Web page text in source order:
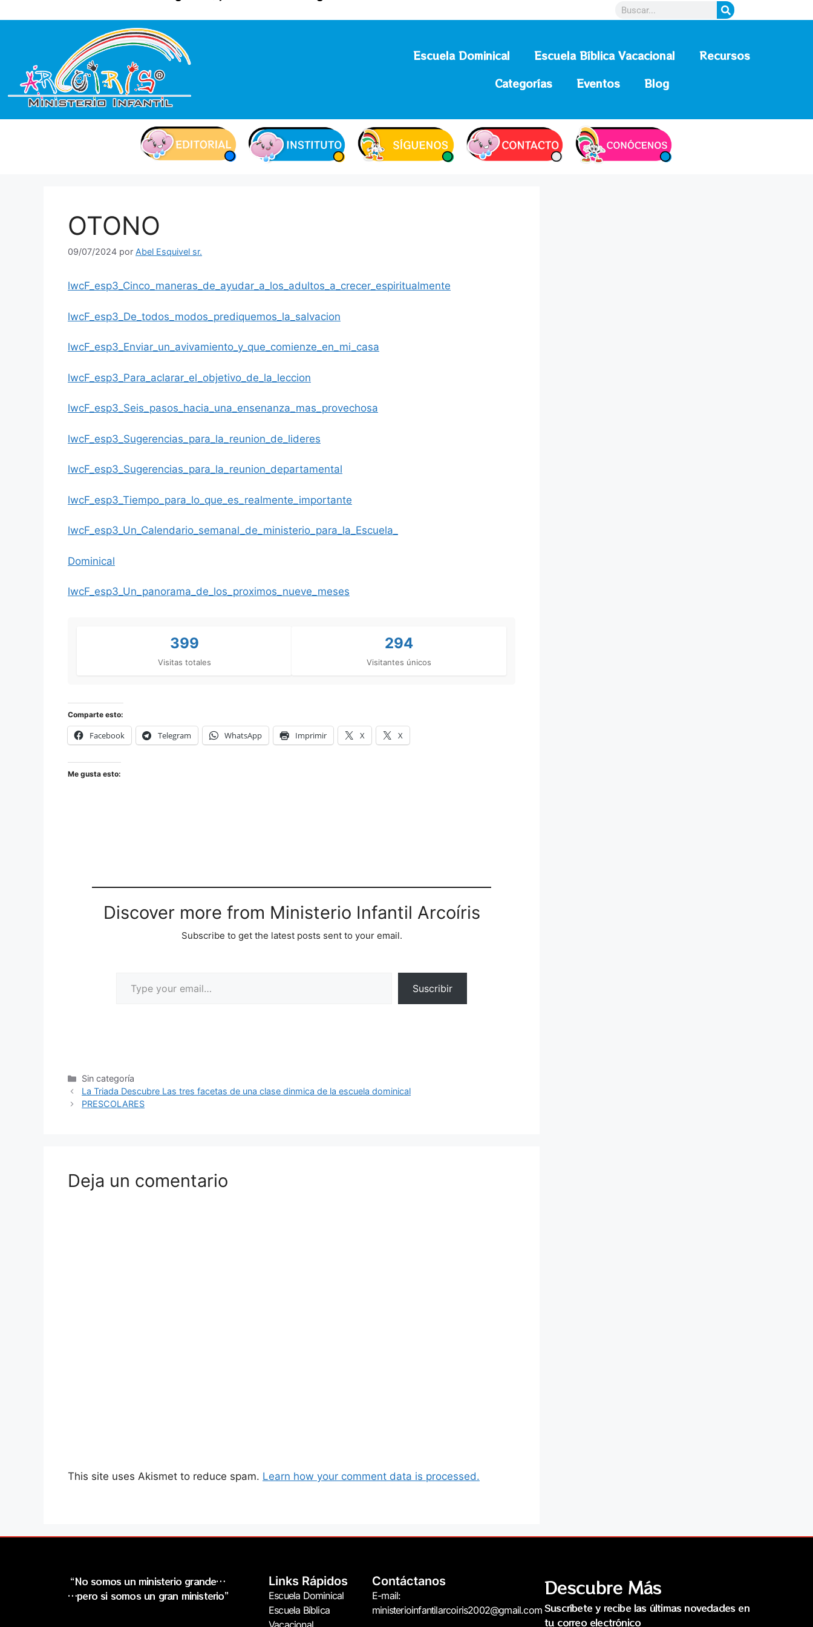
Escuela Dominical Escuela Bíblica Vacacional
Recursos
Categorías
Eventos Blog
OTONO
09/07/2024 por Abel Esquivel sr.
lwcF_esp3_Cinco_maneras_de_ayudar_a_los_adultos_a_crecer_espiritualmente
lwcF_esp3_De_todos_modos_prediquemos_la_salvacion
lwcF_esp3_Enviar_un_avivamiento_y_que_comienze_en_mi_casa
lwcF_esp3_Para_aclarar_el_objetivo_de_la_leccion
lwcF_esp3_Seis_pasos_hacia_una_ensenanza_mas_provechosa
lwcF_esp3_Sugerencias_para_la_reunion_de_lideres
lwcF_esp3_Sugerencias_para_la_reunion_departamental
lwcF_esp3_Tiempo_para_lo_que_es_realmente_importante
lwcF_esp3_Un_Calendario_semanal_de_ministerio_para_la_Escuela_
Dominical
lwcF_esp3_Un_panorama_de_los_proximos_nueve_meses
399
Visitas totales
294
Visitantes únicos
Comparte esto:
Facebook Telegram WhatsApp Imprimir X X
Me gusta esto:
Discover more from Ministerio Infantil Arcoíris
Subscribe to get the latest posts sent to your email.
Suscribir
Sin categoría
La Triada Descubre Las tres facetas de una clase dinmica de la escuela dominical
PRESCOLARES
Deja un comentario
This site uses Akismet to reduce spam. Learn how your comment data is processed.
“No somos un ministerio grande…
…pero si somos un gran ministerio”
Links Rápidos
Escuela Dominical
Escuela Bíblica
Contáctanos
E-mail:
ministerioinfantilarcoiris2002@gmail.com
Descubre Más
Suscríbete y recibe las últimas novedades en
tu correo electrónico